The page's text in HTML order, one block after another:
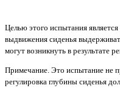
Целью этого испытания
выдвижения сиденья
могут возникнуть в результате
Примечание. Это испытание не
регулировка глубины сиденья